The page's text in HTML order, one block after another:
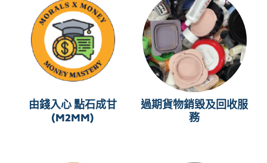
由錢入心 點石成甘
(M2MM)
過期貨物銷毀及回收服
務